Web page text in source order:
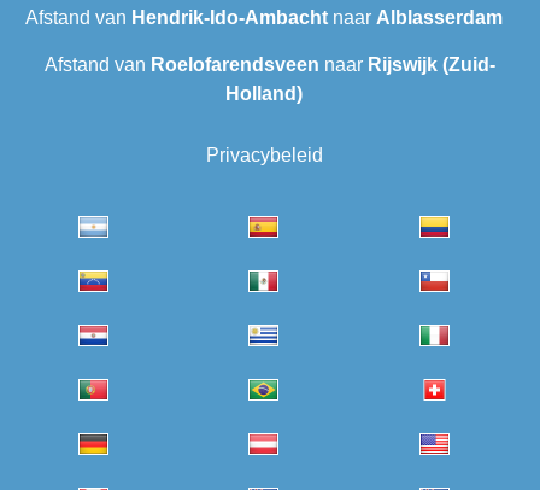
Afstand van Hendrik-Ido-Ambacht naar Alblasserdam
Afstand van Roelofarendsveen naar Rijswijk (Zuid-
Holland)
Privacybeleid